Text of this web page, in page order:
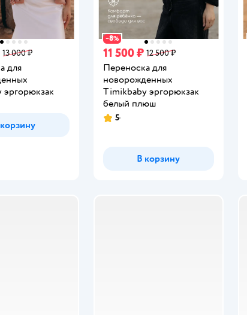
13 000 ₽
для
−8%
11 500 ₽ 12 500 ₽
Переноска для
новорожденных
Timikbaby эргорюкзак
белый плюш
Рейтинг:
5
В корзину